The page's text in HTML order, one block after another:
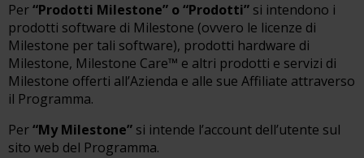
Per“Prodotti Milestone” o “Prodotti” si intendono i
prodotti software di Milestone (ovvero le licenze di
Milestone per tali software), prodotti hardware di
Milestone, Milestone Care™ e altri prodotti e servizi di
Milestone offerti all’Azienda e alle sue Affiliate attraverso
il Programma.
Per“My Milestone” si intende l’account dell’utente sul
sito web del Programma.